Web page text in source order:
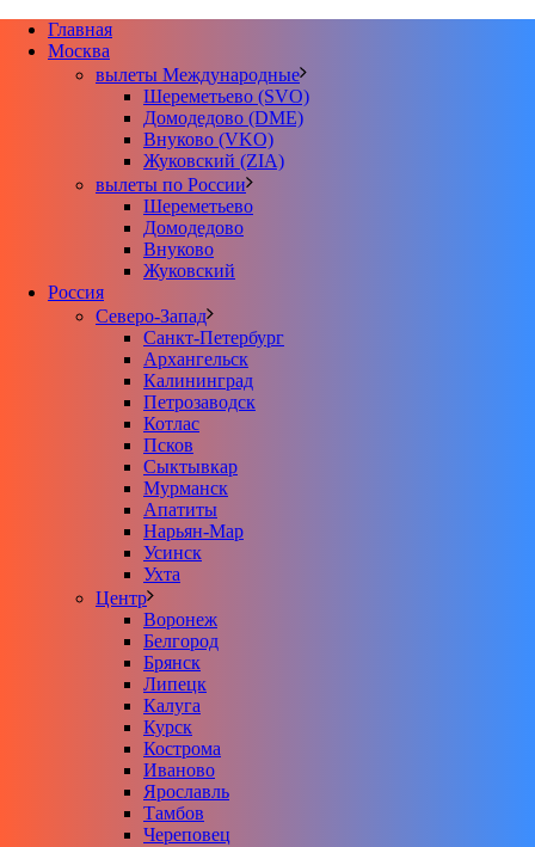
Главная
Москва
вылеты Международные
Шереметьево (SVO)
Домодедово (DME)
Внуково (VKO)
Жуковский (ZIA)
вылеты по России
Шереметьево
Домодедово
Внуково
Жуковский
Россия
Северо-Запад
Санкт-Петербург
Архангельск
Калининград
Петрозаводск
Котлас
Псков
Сыктывкар
Мурманск
Апатиты
Нарьян-Мар
Усинск
Ухта
Центр
Воронеж
Белгород
Брянск
Липецк
Калуга
Курск
Кострома
Иваново
Ярославль
Тамбов
Череповец